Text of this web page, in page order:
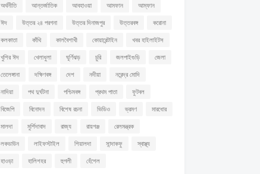
অর্থনীতি
আন্তর্জাতিক আবহাওয়া আমফান
আম্ফান
ঈদ
উত্তর ২৪ পরগনা উত্তর দিনাজপুর উত্তরবঙ্গ
করোনা
কলকাতা
কাঁথি কালবৈশাখী কোয়ারেন্টাইন
খবর হাইলাইটস
খুশির ঈদ
খেলাধুলা ঘূর্ণিঝড় চুরি জলপাইগুড়ি
জেলা
তেলেঙ্গানা
দক্ষিণবঙ্গ দেশ নদীয়া
নরেন্দ্র মোদি
নাদিয়া
পথ দুর্ঘটনা পশ্চিমবঙ্গ প্রথম পাতা
ফুটবল
বিজেপি
বিনোদন বিশেষ রচনা ভিডিও ভ্রমণ
মারধোর
মালদা
মুর্শিদাবাদ রাজ্য রায়গঞ্জ
রেলমন্ত্রক
লকডাউন
লাইফস্টাইল শিয়ালদা সান্দাকফু
স্বাস্থ্য
হাওড়া
হালিশহর হুগলী হেঁশেল